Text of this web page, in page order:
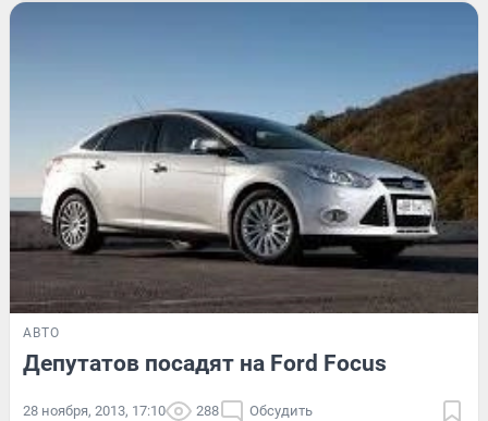
АВТО
Депутатов посадят на Ford Focus
28 ноября, 2013, 17:10 288 Обсудить